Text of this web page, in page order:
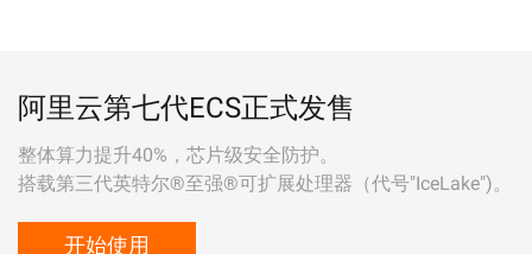
阿里云第七代ECS正式发售
整体算力提升40%，芯片级安全防护。
搭载第三代英特尔®至强®可扩展处理器（代号"IceLake")。
开始使用